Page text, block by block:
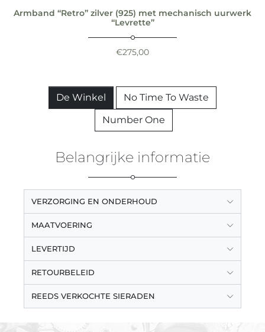
Armband “Retro” zilver (925) met mechanisch uurwerk
“Levrette”
€275,00
De Winkel
No Time To Waste
Number One
Belangrijke informatie
VERZORGING EN ONDERHOUD
MAATVOERING
LEVERTIJD
RETOURBELEID
REEDS VERKOCHTE SIERADEN